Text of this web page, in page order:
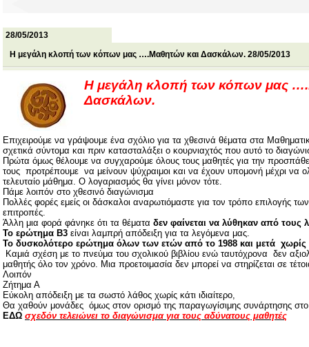
28/05/2013
Η μεγάλη κλοπή των κόπων μας ….Μαθητών και Δασκάλων. 28/05/2013
Η μεγάλη κλοπή των κόπων μας
Δασκάλων.
Επιχειρούμε να γράψουμε ένα σχόλιο για τα χθεσινά θέματα στα
σχετικά σύντομα και πριν κατασταλάξει ο κουρνιαχτός που αυτό το
Πρώτα όμως θέλουμε να συγχαρούμε όλους τους μαθητές για την
τους προτρέπουμε να μείνουν ψύχραιμοι και να έχουν υπομονή μέχρι να
τελευταίο μάθημα. Ο λογαριασμός θα γίνει μόνον τότε.
Πάμε λοιπόν στο χθεσινό διαγώνισμα
Πολλές φορές εμείς οι δάσκαλοι αναρωτιόμαστε για τον τρόπο επιλογής
επιτροπές.
Άλλη μια φορά φάνηκε ότι τα θέματα δεν φαίνεται να λύθηκαν από τους
Το ερώτημα Β3 είναι λαμπρή απόδειξη για τα λεγόμενα μας.
Το δυσκολότερο ερώτημα όλων των ετών από το 1988 και μετά χωρίς
Καμιά σχέση με το πνεύμα του σχολικού βιβλίου ενώ ταυτόχρονα δεν
μαθητής όλο τον χρόνο. Μια προετοιμασία δεν μπορεί να στηρίζεται σε
Λοιπόν
Ζήτημα Α
Εύκολη απόδειξη με τα σωστό λάθος χωρίς κάτι ιδιαίτερο,
Θα χαθούν μονάδες όμως στον ορισμό της παραγωγίσιμης συνάρτησης
ΕΔΩ σχεδόν τελειώνει το διαγώνισμα για τους αδύνατους μαθητές